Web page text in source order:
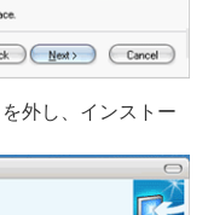
外し、インストー